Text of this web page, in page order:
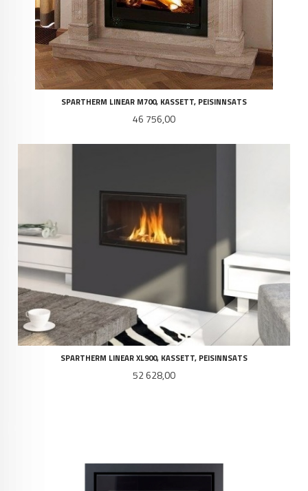
SPARTHERM LINEAR M700, KASSETT, PEISINNSATS
Pris
46 756,00
SPARTHERM LINEAR XL900, KASSETT, PEISINNSATS
Pris
52 628,00